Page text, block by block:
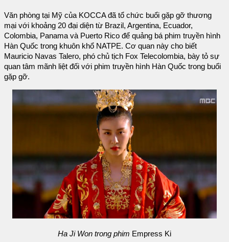
Văn phòng tại Mỹ của KOCCA đã tổ chức buổi gặp gỡ thương
mại với khoảng 20 đại diện từ Brazil, Argentina, Ecuador,
Colombia, Panama và Puerto Rico để quảng bá phim truyền hình
Hàn Quốc trong khuôn khổ NATPE. Cơ quan này cho biết
Mauricio Navas Talero, phó chủ tịch Fox Telecolombia, bày tỏ sự
quan tâm mãnh liệt đối với phim truyền hình Hàn Quốc trong buổi
gặp gỡ.
Ha Ji Won trong phim Empress Ki